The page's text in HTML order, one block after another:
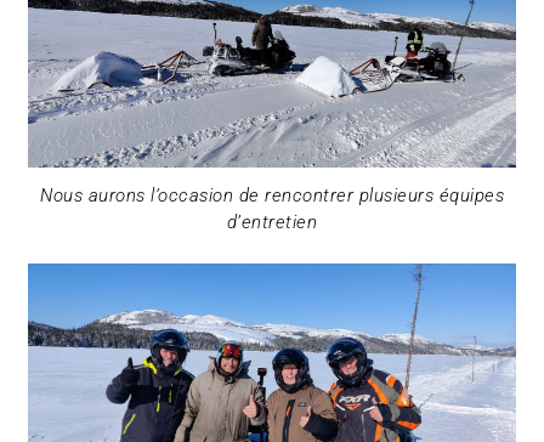
Nous aurons l’occasion de rencontrer plusieurs équipes
d’entretien